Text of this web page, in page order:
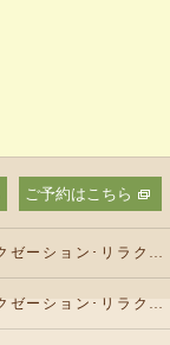
ご予約はこちら
京都のリラクゼーション･リラクゼーションサロン オリーブの口コミ情報
京都のリラクゼーション･リラクゼーションサロン オリーブのお客様の声